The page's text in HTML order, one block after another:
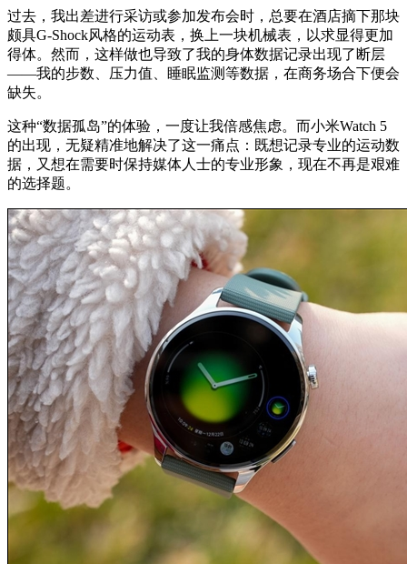
过去，我出差进行采访或参加发布会时，总要在酒店摘下那块
颇具G-Shock风格的运动表，换上一块机械表，以求显得更加
得体。然而，这样做也导致了我的身体数据记录出现了断层
——我的步数、压力值、睡眠监测等数据，在商务场合下便会
缺失。
这种“数据孤岛”的体验，一度让我倍感焦虑。而小米Watch 5
的出现，无疑精准地解决了这一痛点：既想记录专业的运动数
据，又想在需要时保持媒体人士的专业形象，现在不再是艰难
的选择题。